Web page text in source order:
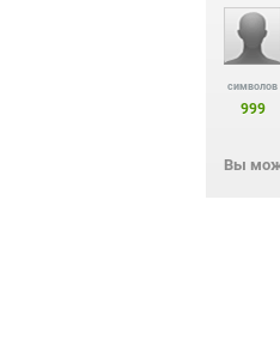
символов
999
Вы